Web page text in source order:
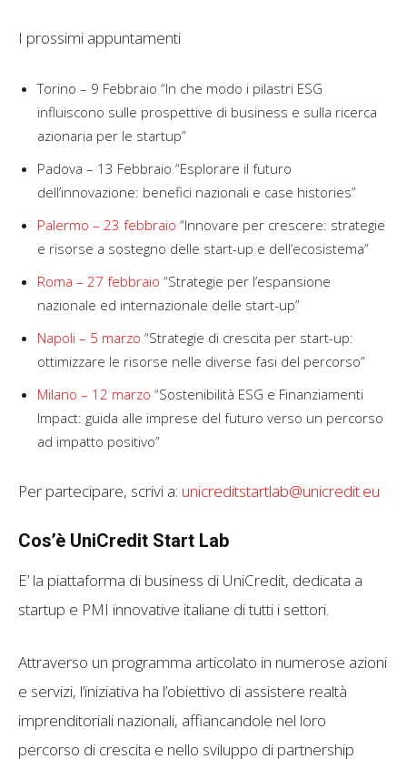
I prossimi appuntamenti
Torino – 9 Febbraio “In che modo i pilastri ESG
influiscono sulle prospettive di business e sulla ricerca
azionaria per le startup”
Padova – 13 Febbraio “Esplorare il futuro
dell’innovazione: benefici nazionali e case histories”
Palermo – 23 febbraio “Innovare per crescere: strategie
e risorse a sostegno delle start-up e dell’ecosistema”
Roma – 27 febbraio “Strategie per l’espansione
nazionale ed internazionale delle start-up”
Napoli – 5 marzo “Strategie di crescita per start-up:
ottimizzare le risorse nelle diverse fasi del percorso”
Milano – 12 marzo “Sostenibilità ESG e Finanziamenti
Impact: guida alle imprese del futuro verso un percorso
ad impatto positivo”
Per partecipare, scrivi a: unicreditstartlab@unicredit.eu
Cos’è UniCredit Start Lab
E’ la piattaforma di business di UniCredit, dedicata a
startup e PMI innovative italiane di tutti i settori.
Attraverso un programma articolato in numerose azioni
e servizi, l’iniziativa ha l’obiettivo di assistere realtà
imprenditoriali nazionali, affiancandole nel loro
percorso di crescita e nello sviluppo di partnership